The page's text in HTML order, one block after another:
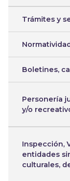
Trámites y
Boletines,
Personería
y/o
Inspección,
entidades
culturales,